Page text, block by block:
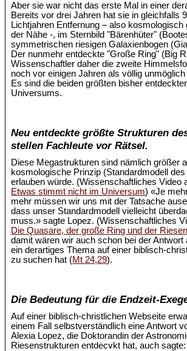
Aber sie war nicht das erste Mal in einer
Bereits vor drei Jahren hat sie in gleichfalls
Lichtjahren Entfernung – also kosmologisch
der Nähe -, im Sternbild "Bärenhüter"
symmetrischen riesigen Galaxienbogen
Der nunmehr entdeckte "Große Ring" (Big
Wissenschaftler daher die zweite
noch vor einigen Jahren als völlig
Es sind die beiden größten bisher
Universums.
Neu entdeckte größte Strukturen
stellen Fachleute vor Rätsel.
Diese Megastrukturen sind nämlich größer
kosmologische Prinzip (Standardmodell
erlauben würde. (Wissenschaftliches Video
Etwas stimmt nicht im Universum) «Je
mehr müssen wir uns mit der Tatsache
dass unser Standardmodell vielleicht
muss.» sagte Lopez. (Wissenschaftliches
Die Quasare, der große Ring und der
damit wären wir auch schon bei der Antwort
ein derartiges Thema auf einer biblisch-
zu suchen hat (Mt 24,29).
Die Bedeutung für die Endzeit-
Auf einer biblisch-christlichen Webseite
einem Fall selbstverständlich eine Antwort
Alexia Lopez, die Doktorandin der
Riesenstrukturen entdecvkt hat, auch